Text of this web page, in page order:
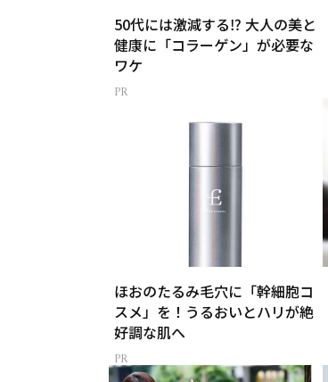
50代には激減する⁉ 大人の美と
健康に「コラーゲン」が必要な
ワケ
ほおのたるみ毛穴に「幹細胞コ
スメ」を！うるおいとハリが絶
好調な肌へ